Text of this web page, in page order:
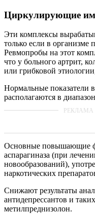
Циркулирующие
Эти комплексы
только если в
Ревмопробы на этот
что у больного артрит,
или грибковой
Нормальные показатели
располагаются в
Основные повышающие
аспарагиназа (при
новообразований),
наркотических
Снижают результаты
антидепрессантов и
метилпреднизолон.